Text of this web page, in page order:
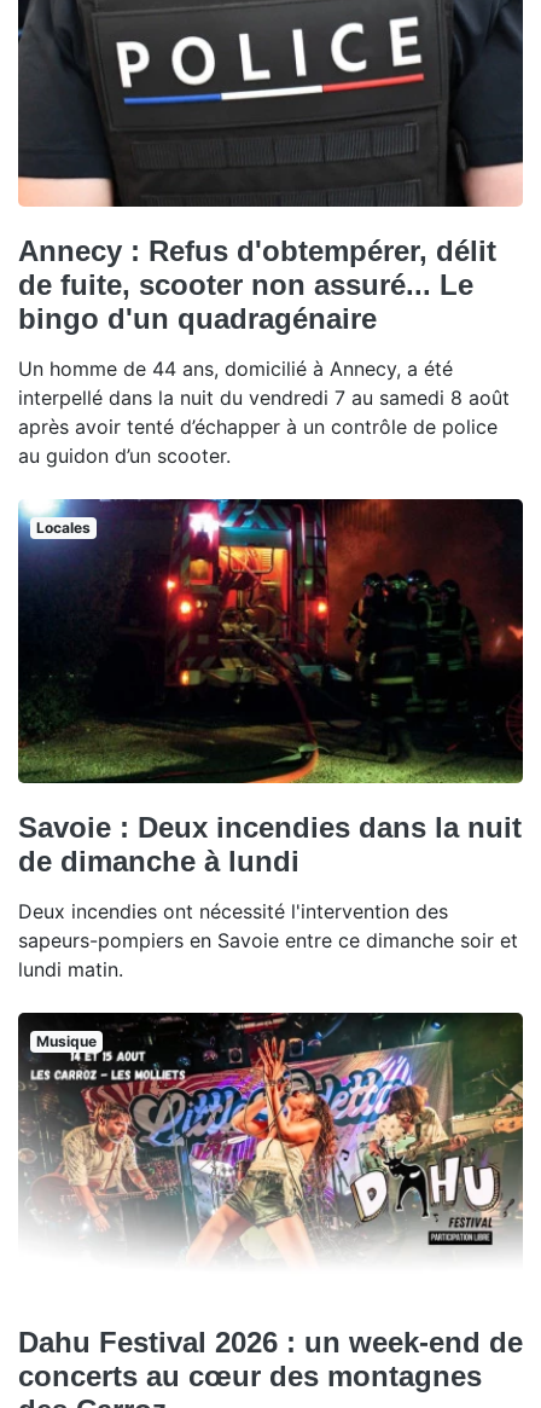
Annecy : Refus d'obtempérer, délit
de fuite, scooter non assuré... Le
bingo d'un quadragénaire
Un homme de 44 ans, domicilié à Annecy, a été
interpellé dans la nuit du vendredi 7 au samedi 8 août
après avoir tenté d’échapper à un contrôle de police
au guidon d’un scooter.
Locales
Savoie : Deux incendies dans la nuit
de dimanche à lundi
Deux incendies ont nécessité l'intervention des
sapeurs-pompiers en Savoie entre ce dimanche soir et
lundi matin.
Musique
Dahu Festival 2026 : un week-end de
concerts au cœur des montagnes